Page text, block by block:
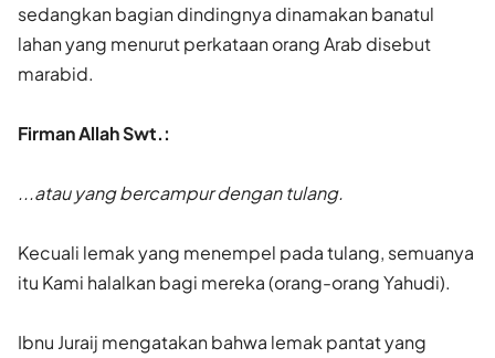
sedangkan bagian dindingnya dinamakan banatul
lahan yang menurut perkataan orang Arab disebut
marabid.
Firman Allah Swt.:
...atau yang bercampur dengan tulang.
Kecuali lemak yang menempel pada tulang, semuanya
itu Kami halalkan bagi mereka (orang-orang Yahudi).
Ibnu Juraij mengatakan bahwa lemak pantat yang